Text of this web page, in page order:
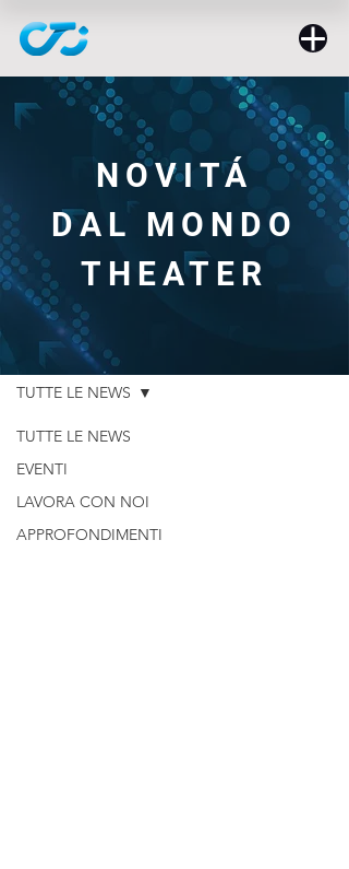
NEWS
TUTTE LE NEWS
EVENTI
LAVORA CON NOI
APPROFONDIMENTI
TUTTE LE NEWS
NOVITÁ
DAL MONDO
THEATER